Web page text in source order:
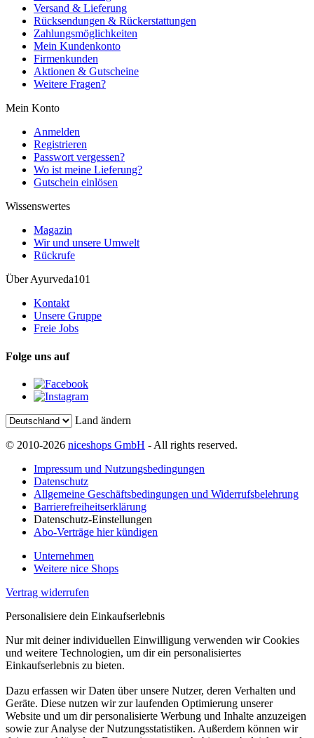
Versand & Lieferung
Rücksendungen & Rückerstattungen
Zahlungsmöglichkeiten
Mein Kundenkonto
Firmenkunden
Aktionen & Gutscheine
Weitere Fragen?
Mein Konto
Anmelden
Registrieren
Passwort vergessen?
Wo ist meine Lieferung?
Gutschein einlösen
Wissenswertes
Magazin
Wir und unsere Umwelt
Rückrufe
Über Ayurveda101
Kontakt
Unsere Gruppe
Freie Jobs
Folge uns auf
Land ändern
© 2010-2026 niceshops GmbH - All rights reserved.
Impressum und Nutzungsbedingungen
Datenschutz
Allgemeine Geschäftsbedingungen und Widerrufsbelehrung
Barrierefreiheitserklärung
Datenschutz-Einstellungen
Abo-Verträge hier kündigen
Unternehmen
Weitere nice Shops
Vertrag widerrufen
Personalisiere dein Einkaufserlebnis
Nur mit deiner individuellen Einwilligung verwenden wir Cookies
und weitere Technologien, um dir ein personalisiertes
Einkaufserlebnis zu bieten.
Dazu erfassen wir Daten über unsere Nutzer, deren Verhalten und
Geräte. Diese nutzen wir zur laufenden Optimierung unserer
Website und um dir personalisierte Werbung und Inhalte anzuzeigen
sowie zur Analyse der Nutzungsstatistiken. Außerdem können wir